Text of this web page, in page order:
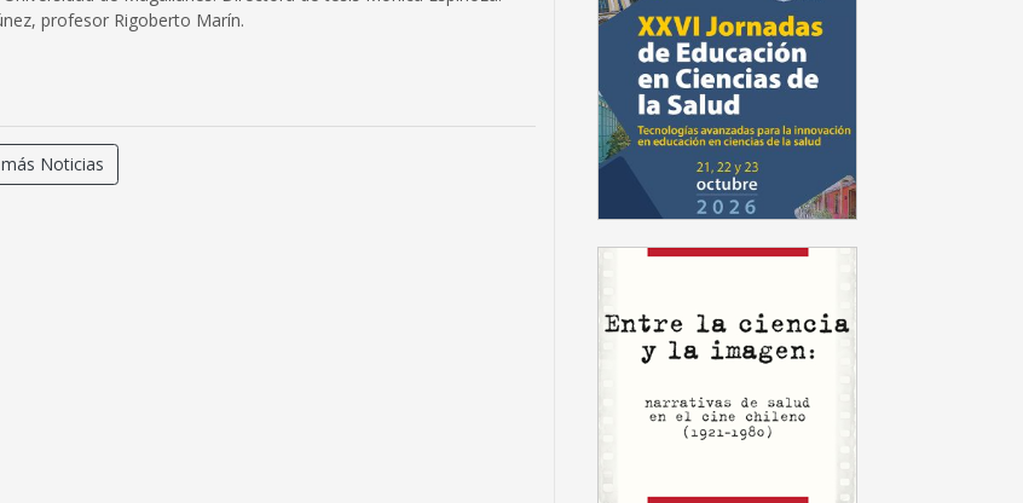
profesor Rigoberto Marín.
Noticias